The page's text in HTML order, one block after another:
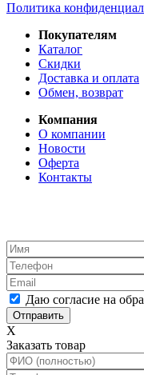
Политика
Покупателям
Каталог
Скидки
Доставка и оплата
Обмен, возврат
Компания
О компании
Новости
Оферта
Контакты
Даю согласие на
X
Заказать товар